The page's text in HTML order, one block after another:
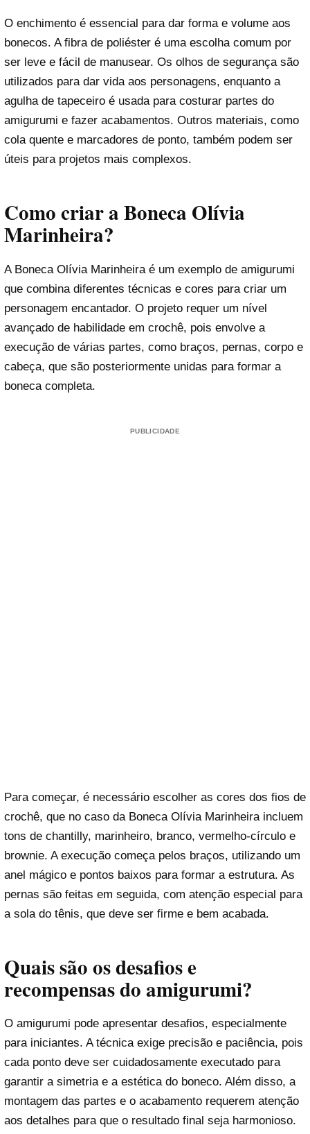
O enchimento é essencial para dar forma e volume aos
bonecos. A fibra de poliéster é uma escolha comum por
ser leve e fácil de manusear. Os olhos de segurança são
utilizados para dar vida aos personagens, enquanto a
agulha de tapeceiro é usada para costurar partes do
amigurumi e fazer acabamentos. Outros materiais, como
cola quente e marcadores de ponto, também podem ser
úteis para projetos mais complexos.
Como criar a Boneca Olívia
Marinheira?
A Boneca Olívia Marinheira é um exemplo de amigurumi
que combina diferentes técnicas e cores para criar um
personagem encantador. O projeto requer um nível
avançado de habilidade em crochê, pois envolve a
execução de várias partes, como braços, pernas, corpo e
cabeça, que são posteriormente unidas para formar a
boneca completa.
PUBLICIDADE
Para começar, é necessário escolher as cores dos fios de
crochê, que no caso da Boneca Olívia Marinheira incluem
tons de chantilly, marinheiro, branco, vermelho-círculo e
brownie. A execução começa pelos braços, utilizando um
anel mágico e pontos baixos para formar a estrutura. As
pernas são feitas em seguida, com atenção especial para
a sola do tênis, que deve ser firme e bem acabada.
Quais são os desafios e
recompensas do amigurumi?
O amigurumi pode apresentar desafios, especialmente
para iniciantes. A técnica exige precisão e paciência, pois
cada ponto deve ser cuidadosamente executado para
garantir a simetria e a estética do boneco. Além disso, a
montagem das partes e o acabamento requerem atenção
aos detalhes para que o resultado final seja harmonioso.